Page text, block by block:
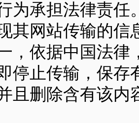
为承担法律责任
其网站传输的信
，依据中国法律
停止传输，保存
且删除含有该内